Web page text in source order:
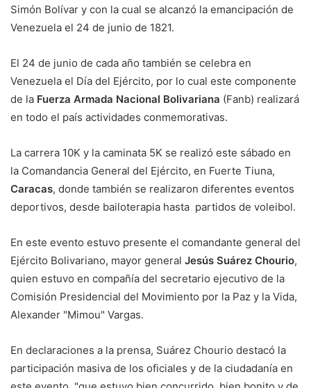
Simón Bolívar y con la cual se alcanzó la emancipación de
Venezuela el 24 de junio de 1821.
El 24 de junio de cada año también se celebra en
Venezuela el Día del Ejército, por lo cual este componente
de la Fuerza Armada Nacional Bolivariana (Fanb) realizará
en todo el país actividades conmemorativas.
La carrera 10K y la caminata 5K se realizó este sábado en
la Comandancia General del Ejército, en Fuerte Tiuna,
Caracas, donde también se realizaron diferentes eventos
deportivos, desde bailoterapia hasta partidos de voleibol.
En este evento estuvo presente el comandante general del
Ejército Bolivariano, mayor general Jesús Suárez Chourio,
quien estuvo en compañía del secretario ejecutivo de la
Comisión Presidencial del Movimiento por la Paz y la Vida,
Alexander "Mimou" Vargas.
En declaraciones a la prensa, Suárez Chourio destacó la
participación masiva de los oficiales y de la ciudadanía en